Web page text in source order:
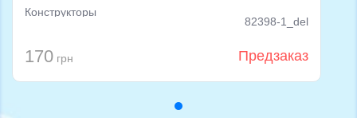
Конструкторы
82398-1_del
170 грн Предзаказ